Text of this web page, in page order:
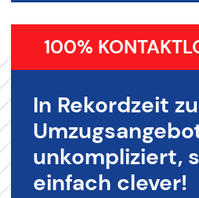
100%
In Rekordzeit
unkompliziert,
einfach clever!